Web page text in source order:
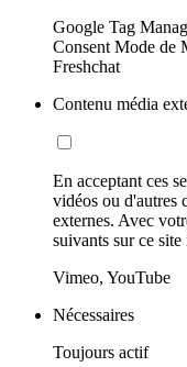
Google Tag
Consent Mode de
Freshchat
Contenu média
En acceptant ces
vidéos ou d'autres
externes. Avec
suivants sur ce site
Vimeo, YouTube
Nécessaires
Toujours actif